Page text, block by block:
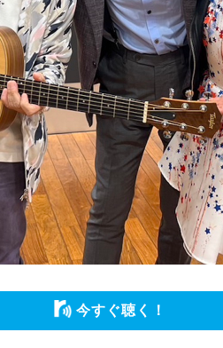
今すぐ聴く！